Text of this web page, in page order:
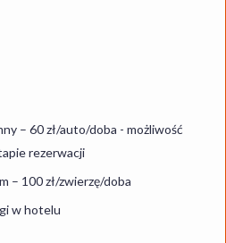
– 60 zł/auto/doba - możliwość
rezerwacji
– 100 zł/zwierzę/doba
w hotelu